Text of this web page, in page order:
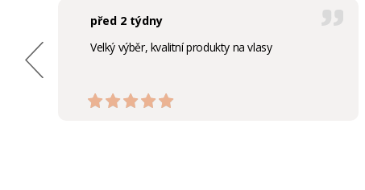
před 2 týdny
Velký výběr, kvalitní produkty na vlasy